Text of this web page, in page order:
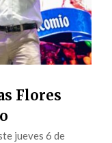
Flores
jueves 6 de